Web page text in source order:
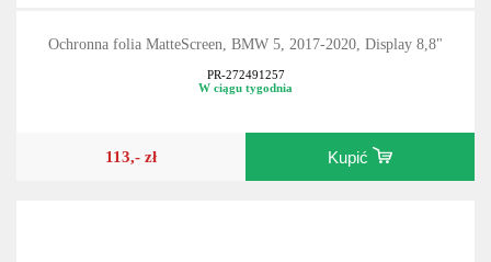
Ochronna folia MatteScreen, BMW 5, 2017-2020, Display 8,8"
PR-272491257
W ciągu tygodnia
113,- zł Kupić